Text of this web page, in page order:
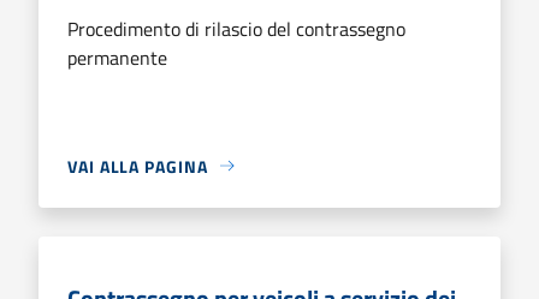
Procedimento di rilascio del contrassegno
permanente
VAI ALLA PAGINA